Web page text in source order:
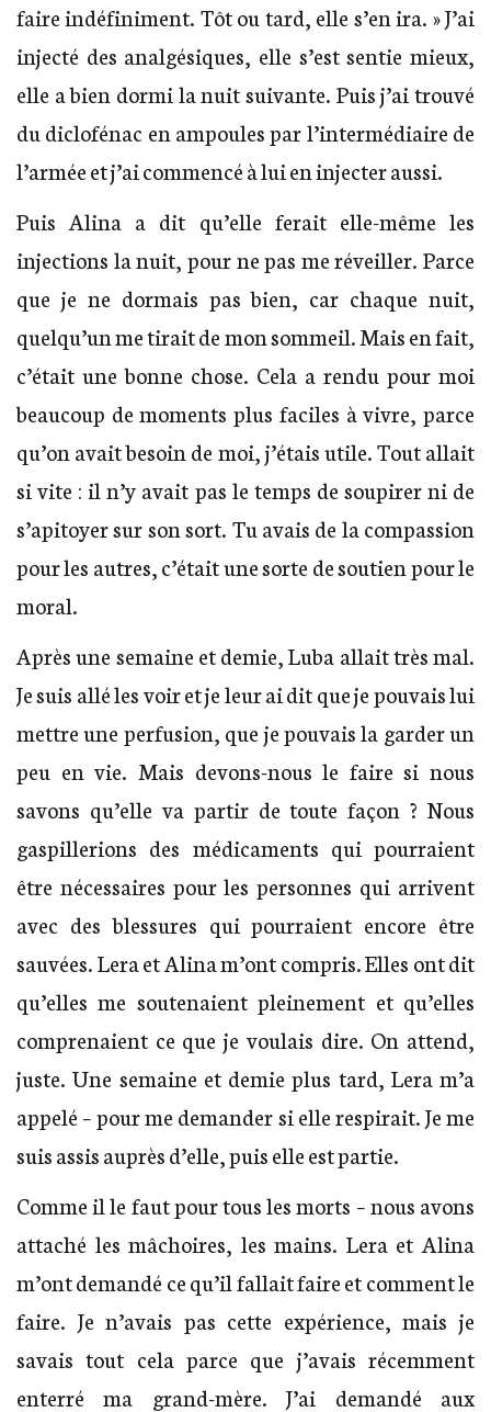
faire indéfiniment. Tôt ou tard, elle s’en ira. » J’ai
injecté des analgésiques, elle s’est sentie mieux,
elle a bien dormi la nuit suivante. Puis j’ai trouvé
du diclofénac en ampoules par l’intermédiaire de
l’armée et j’ai commencé à lui en injecter aussi.
Puis Alina a dit qu’elle ferait elle-même les
injections la nuit, pour ne pas me réveiller. Parce
que je ne dormais pas bien, car chaque nuit,
quelqu’un me tirait de mon sommeil. Mais en fait,
c’était une bonne chose. Cela a rendu pour moi
beaucoup de moments plus faciles à vivre, parce
qu’on avait besoin de moi, j’étais utile. Tout allait
si vite : il n’y avait pas le temps de soupirer ni de
s’apitoyer sur son sort. Tu avais de la compassion
pour les autres, c’était une sorte de soutien pour le
moral.
Après une semaine et demie, Luba allait très mal.
Je suis allé les voir et je leur ai dit que je pouvais lui
mettre une perfusion, que je pouvais la garder un
peu en vie. Mais devons-nous le faire si nous
savons qu’elle va partir de toute façon ? Nous
gaspillerions des médicaments qui pourraient
être nécessaires pour les personnes qui arrivent
avec des blessures qui pourraient encore être
sauvées. Lera et Alina m’ont compris. Elles ont dit
qu’elles me soutenaient pleinement et qu’elles
comprenaient ce que je voulais dire. On attend,
juste. Une semaine et demie plus tard, Lera m’a
appelé – pour me demander si elle respirait. Je me
suis assis auprès d’elle, puis elle est partie.
Comme il le faut pour tous les morts – nous avons
attaché les mâchoires, les mains. Lera et Alina
m’ont demandé ce qu’il fallait faire et comment le
faire. Je n’avais pas cette expérience, mais je
savais tout cela parce que j’avais récemment
enterré ma grand-mère. J’ai demandé aux